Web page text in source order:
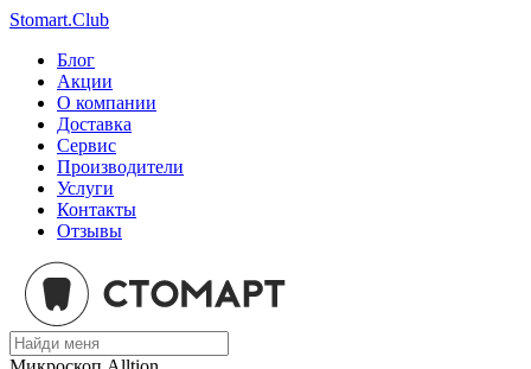
Stomart.Club
Блог
Акции
О компании
Доставка
Сервис
Производители
Услуги
Контакты
Отзывы